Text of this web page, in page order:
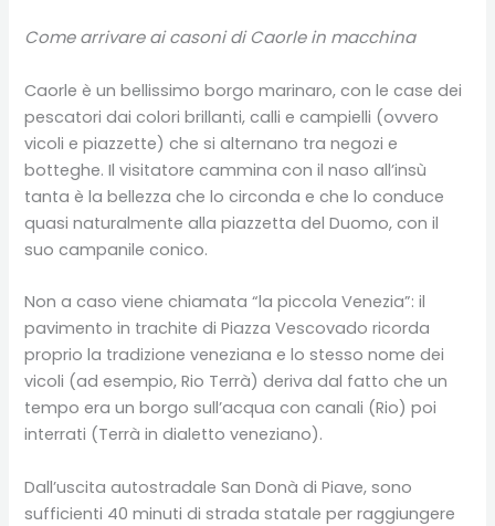
Come arrivare ai casoni di Caorle in macchina
Caorle è un bellissimo borgo marinaro, con le case dei
pescatori dai colori brillanti, calli e campielli (ovvero
vicoli e piazzette) che si alternano tra negozi e
botteghe. Il visitatore cammina con il naso all’insù
tanta è la bellezza che lo circonda e che lo conduce
quasi naturalmente alla piazzetta del Duomo, con il
suo campanile conico.
Non a caso viene chiamata “la piccola Venezia”: il
pavimento in trachite di Piazza Vescovado ricorda
proprio la tradizione veneziana e lo stesso nome dei
vicoli (ad esempio, Rio Terrà) deriva dal fatto che un
tempo era un borgo sull’acqua con canali (Rio) poi
interrati (Terrà in dialetto veneziano).
Dall’uscita autostradale San Donà di Piave, sono
sufficienti 40 minuti di strada statale per raggiungere